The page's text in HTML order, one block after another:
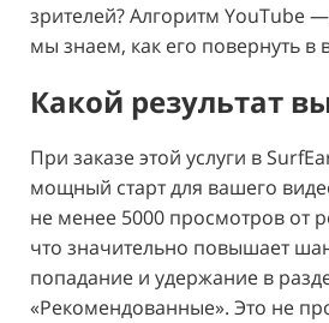
зрителей? Алгоритм YouTube
мы знаем, как его повернуть в
Какой результат
При заказе этой услуги в
мощный старт для вашего
не менее 5000 просмотров от
что значительно повышает
попадание и удержание в
«Рекомендованные». Это не